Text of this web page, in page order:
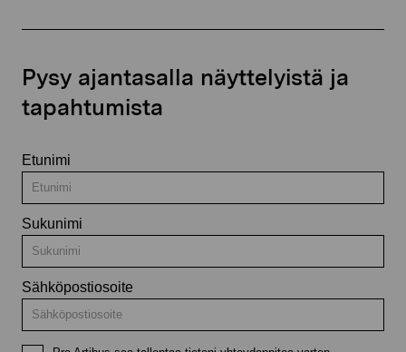
Pysy ajantasalla näyttelyistä ja
tapahtumista
Etunimi
Sukunimi
Sähköpostiosoite